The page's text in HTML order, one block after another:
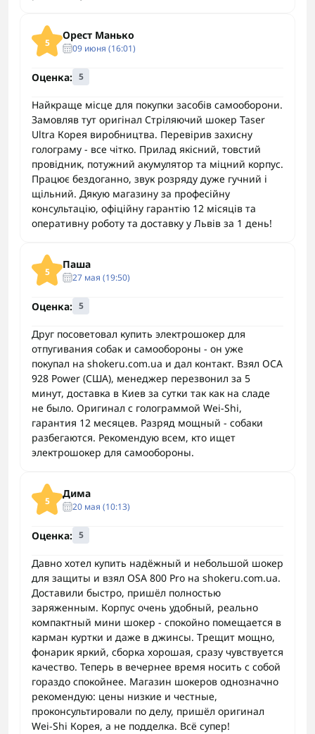
5
Орест Манько
09 июня (16:01)
Оценка: 5
Найкраще місце для покупки засобів самооборони.
Замовляв тут оригінал Стріляючий шокер Taser
Ultra Корея виробництва. Перевірив захисну
голограму - все чітко. Прилад якісний, товстий
провідник, потужний акумулятор та міцний корпус.
Працює бездоганно, звук розряду дуже гучний і
щільний. Дякую магазину за професійну
консультацію, офіційну гарантію 12 місяців та
оперативну роботу та доставку у Львів за 1 день!
5
Паша
27 мая (19:50)
Оценка: 5
Друг посоветовал купить электрошокер для
отпугивания собак и самообороны - он уже
покупал на shokeru.com.ua и дал контакт. Взял ОСА
928 Power (США), менеджер перезвонил за 5
минут, доставка в Киев за сутки так как на сладе
не было. Оригинал с голограммой Wei-Shi,
гарантия 12 месяцев. Разряд мощный - собаки
разбегаются. Рекомендую всем, кто ищет
электрошокер для самообороны.
5
Дима
20 мая (10:13)
Оценка: 5
Давно хотел купить надёжный и небольшой шокер
для защиты и взял OSA 800 Pro на shokeru.com.ua.
Доставили быстро, пришёл полностью
заряженным. Корпус очень удобный, реально
компактный мини шокер - спокойно помещается в
карман куртки и даже в джинсы. Трещит мощно,
фонарик яркий, сборка хорошая, сразу чувствуется
качество. Теперь в вечернее время носить с собой
гораздо спокойнее. Магазин шокеров однозначно
рекомендую: цены низкие и честные,
проконсультировали по делу, пришёл оригинал
Wei-Shi Корея, а не подделка. Всё супер!